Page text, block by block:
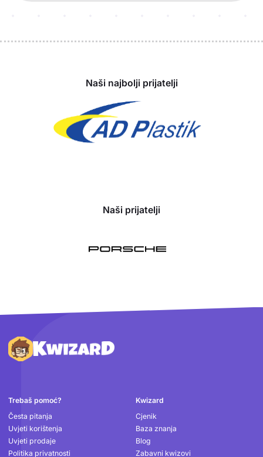
Naši najbolji prijatelji
Naši prijatelji
Podnožje
Trebaš pomoć?
Česta pitanja
Uvjeti korištenja
Uvjeti prodaje
Politika privatnosti
Kwizard
Cjenik
Baza znanja
Blog
Zabavni kwizovi